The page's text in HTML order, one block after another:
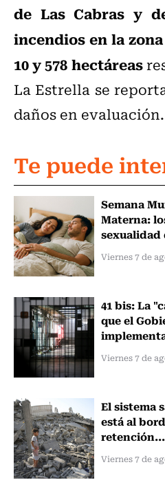
de Las Cabras y
incendios en la
10 y 578 hectáreas
La Estrella se
daños en evaluación.
Te puede
Semana
Materna:
sexualidad
Viernes 7 de
41 bis: La
que el
Viernes 7 de
El sistema
está al
retención...
Viernes 7 de